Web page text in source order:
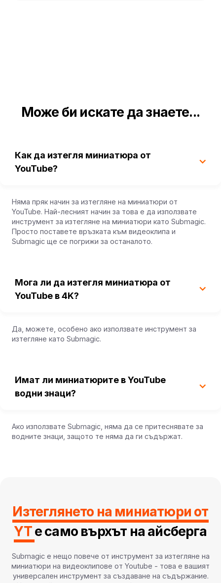
Може би искате да знаете...
Как да изтегля миниатюра от
YouTube?
Няма пряк начин за изтегляне на миниатюри от
YouTube. Най-лесният начин за това е да използвате
инструмент за изтегляне на миниатюри като Submagic.
Просто поставете връзката към видеоклипа и
Submagic ще се погрижи за останалото.
Мога ли да изтегля миниатюра от
YouTube в 4K?
Да, можете, особено ако използвате инструмент за
изтегляне като Submagic.
Имат ли миниатюрите в YouTube
водни знаци?
Ако използвате Submagic, няма да се притеснявате за
водните знаци, защото те няма да ги съдържат.
Изтеглянето на миниатюри от
YTе само върхът на айсберга
Submagic е нещо повече от инструмент за изтегляне на
миниатюри на видеоклипове от Youtube - това е вашият
универсален инструмент за създаване на съдържание.